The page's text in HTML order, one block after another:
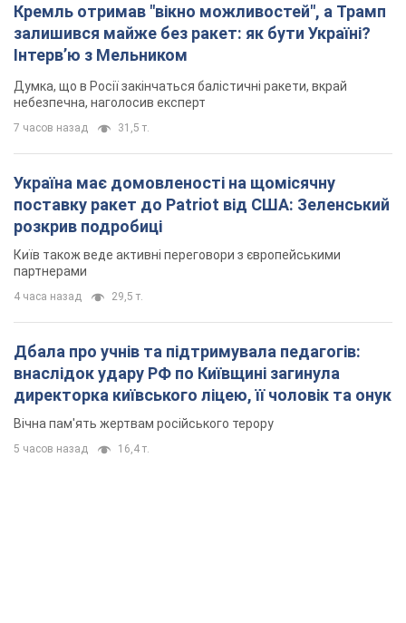
Кремль отримав "вікно можливостей", а Трамп
залишився майже без ракет: як бути Україні?
Інтерв’ю з Мельником
Думка, що в Росії закінчаться балістичні ракети, вкрай
небезпечна, наголосив експерт
7 часов назад 31,5 т.
Україна має домовленості на щомісячну
поставку ракет до Patriot від США: Зеленський
розкрив подробиці
Київ також веде активні переговори з європейськими
партнерами
4 часа назад 29,5 т.
Дбала про учнів та підтримувала педагогів:
внаслідок удару РФ по Київщині загинула
директорка київського ліцею, її чоловік та онук
Вічна пам'ять жертвам російського терору
5 часов назад 16,4 т.